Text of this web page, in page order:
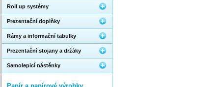
Roll up systémy
Prezentační doplňky
Rámy a informační tabulky
Prezentační stojany a držáky
Samolepicí nástěnky